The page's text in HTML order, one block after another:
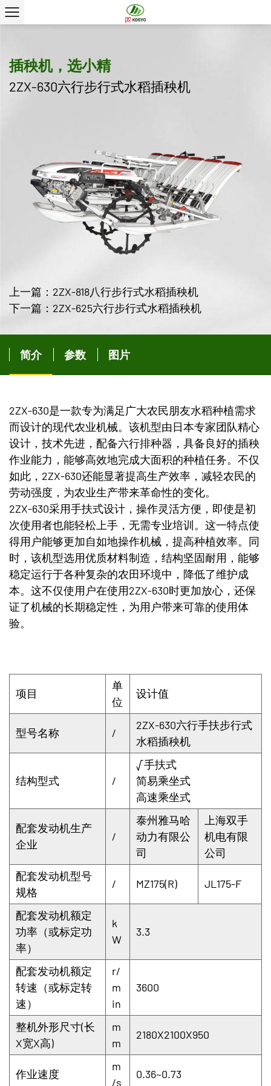
插秧机，选小精
2ZX-630六行步行式水稻插秧机
上一篇：2ZX-818八行步行式水稻插秧机
下一篇：2ZX-625六行步行式水稻插秧机
简介 参数 图片
2ZX-630是一款专为满足广大农民朋友水稻种植需求
而设计的现代农业机械。该机型由日本专家团队精心
设计，技术先进，配备六行排种器，具备良好的插秧
作业能力，能够高效地完成大面积的种植任务。不仅
如此，2ZX-630还能显著提高生产效率，减轻农民的
劳动强度，为农业生产带来革命性的变化。
2ZX-630采用手扶式设计，操作灵活方便，即使是初
次使用者也能轻松上手，无需专业培训。这一特点使
得用户能够更加自如地操作机械，提高种植效率。同
时，该机型选用优质材料制造，结构坚固耐用，能够
稳定运行于各种复杂的农田环境中，降低了维护成
本。这不仅使用户在使用2ZX-630时更加放心，还保
证了机械的长期稳定性，为用户带来可靠的使用体
验。
项目
单
位
设计值
型号名称 /
2ZX-630六行手扶步行式
水稻插秧机
结构型式 /
√手扶式
简易乘坐式
高速乘坐式
配套发动机生产
企业
/
泰州雅马哈
动力有限公
司
上海双手
机电有限
公司
配套发动机型号
规格
/ MZ175(R) JL175-F
配套发动机额定
功率（或标定功
率）
k
W
3.3
配套发动机额定
转速（或标定转
速）
r/
m
in
3600
整机外形尺寸(长
X宽X高)
m
m
2180X2100X950
作业速度
m
/s
0.36~0.73